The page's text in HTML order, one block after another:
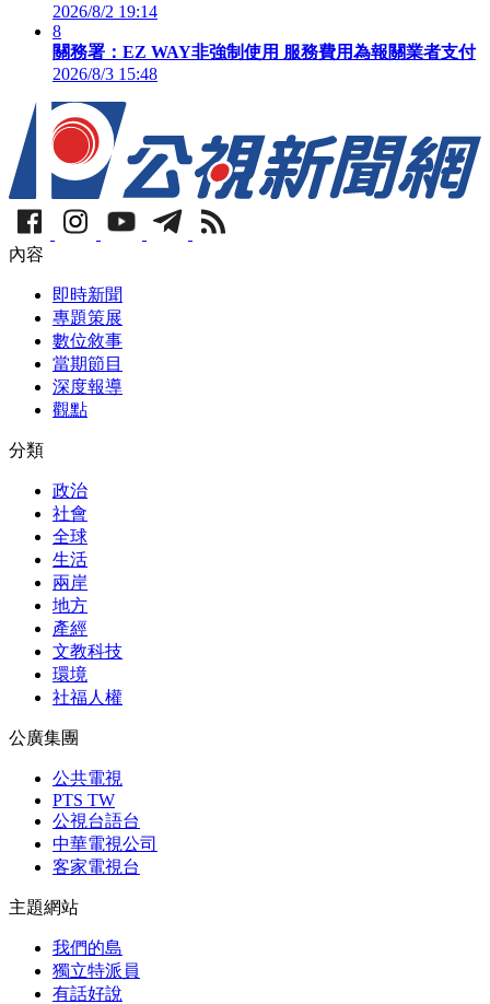
2026/8/2 19:14
8
關務署：EZ WAY非強制使用 服務費用為報關業者支付
2026/8/3 15:48
內容
即時新聞
專題策展
數位敘事
當期節目
深度報導
觀點
分類
政治
社會
全球
生活
兩岸
地方
產經
文教科技
環境
社福人權
公廣集團
公共電視
PTS TW
公視台語台
中華電視公司
客家電視台
主題網站
我們的島
獨立特派員
有話好說